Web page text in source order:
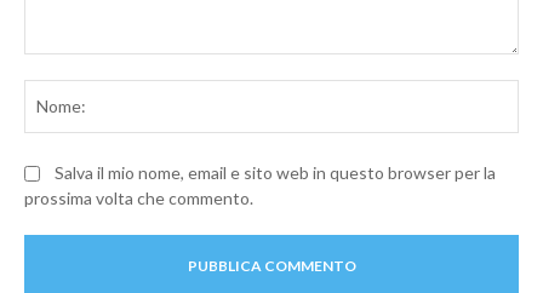
Salva il mio nome, email e sito web in questo browser per la
prossima volta che commento.